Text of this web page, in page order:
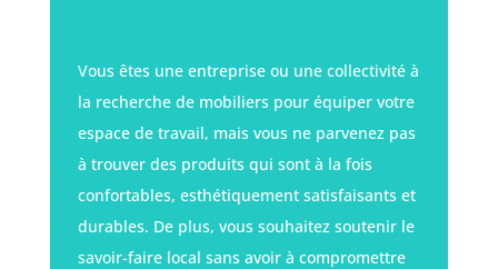
Vous êtes une entreprise ou une collectivité à
la recherche de mobiliers pour équiper votre
espace de travail, mais vous ne parvenez pas
à trouver des produits qui sont à la fois
confortables, esthétiquement satisfaisants et
durables. De plus, vous souhaitez soutenir le
savoir-faire local sans avoir à compromettre